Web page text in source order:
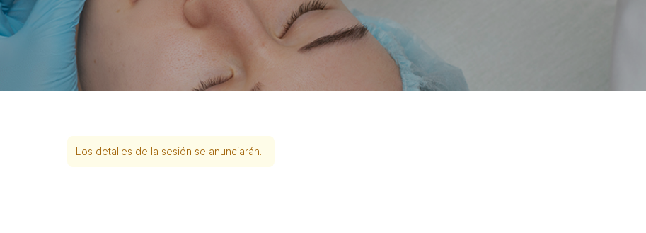
Los detalles de la sesión se anunciarán...